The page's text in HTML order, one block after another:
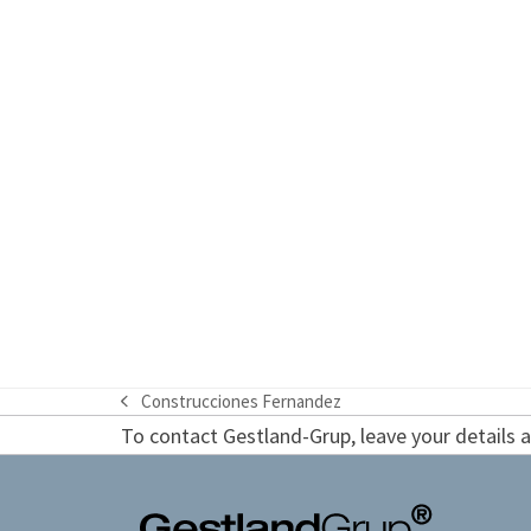
previous
post:
Construcciones Fernandez
To contact Gestland-Grup, leave your details